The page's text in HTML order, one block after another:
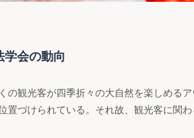
会の動向
の観光客が四季折々の大自然を楽しめる
置づけられている。それ故、観光客に関